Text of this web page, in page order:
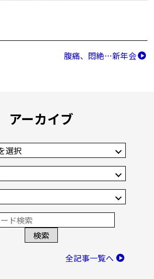
腹痛、悶絶…新年会
アーカイブ
全記事一覧へ